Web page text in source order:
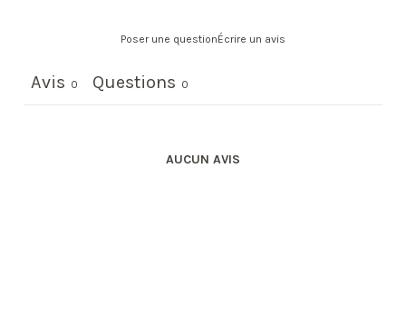
Poser une questionÉcrire un avis
Avis 0 Questions 0
AUCUN AVIS